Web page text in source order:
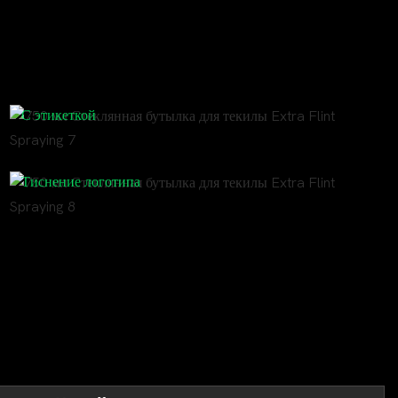
С этикеткой
Тиснение логотипа